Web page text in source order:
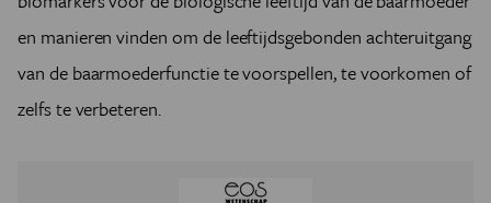
en manieren vinden om de leeftijdsgebonden achteruitgang
van de baarmoederfunctie te voorspellen, te voorkomen of
zelfs te verbeteren.